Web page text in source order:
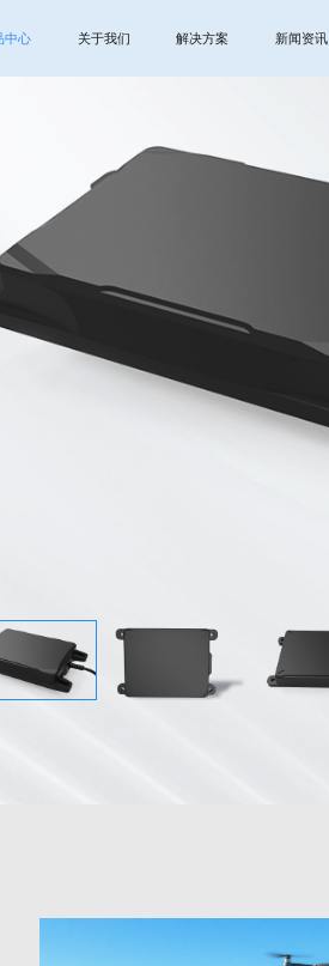
中心 关于我们 解决方案 新闻资讯